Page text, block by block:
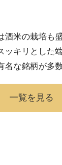
酒米の栽培も
ッキリとした
な銘柄が多
一覧を見る